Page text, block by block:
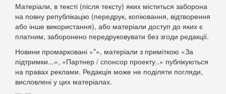
Матеріали, в тексті (після тексту) яких міститься заборона
на повну републікацію (передрук, копіювання, відтворення
або інше використання), або матеріали доступ до яких є
платним, заборонено передруковувати без згоди редакції.
Новини промарковані «*», матеріали з приміткою «За
підтримки...», «Партнер / спонсор проекту..» публікуються
на правах реклами. Редакція може не поділяти погляди,
висловлені у цих матеріалах.